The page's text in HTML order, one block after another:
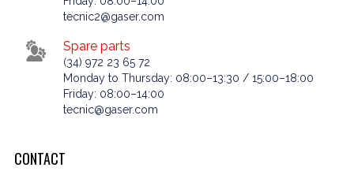
tecnic2@gaser.com
Spare parts
(34) 972 23 65 72
Monday to Thursday: 08:00–13:30 / 15:00–18:00
Friday: 08:00–14:00
tecnic@gaser.com
CONTACT